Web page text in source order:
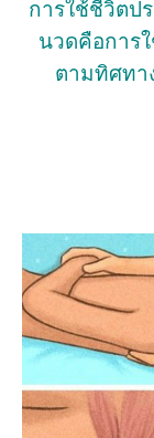
การใช้ชีวิตป
นวดคือการ
ตามทิศทา